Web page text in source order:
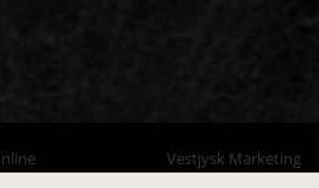
Vestjysk Marketing